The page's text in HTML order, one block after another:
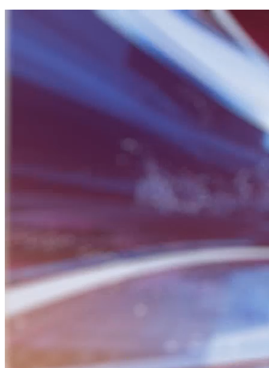
BỮA SÁNG DOANH NHÂN
Nguồn: SCTV8 - VITV